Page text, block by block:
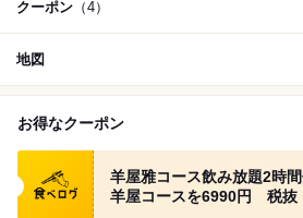
クーポン （4）
地図
お得なクーポン
食べログ クーポン
羊屋雅コース飲み放題2時
羊屋コースを6990円 税抜